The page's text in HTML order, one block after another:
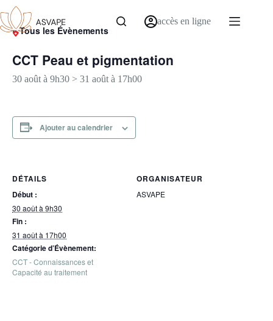
accès en ligne
« Tous les Évènements
CCT Peau et pigmentation
30 août à 9h30 > 31 août à 17h00
Ajouter au calendrier
DÉTAILS
Début :
30 août à 9h30
Fin :
31 août à 17h00
Catégorie d’Évènement:
CCT - Connaissances et
Capacité au traitement
ORGANISATEUR
ASVAPE